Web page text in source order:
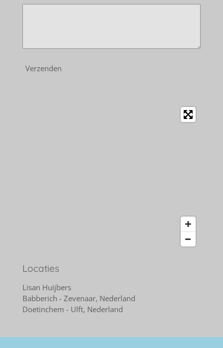
Verzenden
Locaties
Lisan Huijbers
Babberich - Zevenaar, Nederland
Doetinchem - Ulft, Nederland